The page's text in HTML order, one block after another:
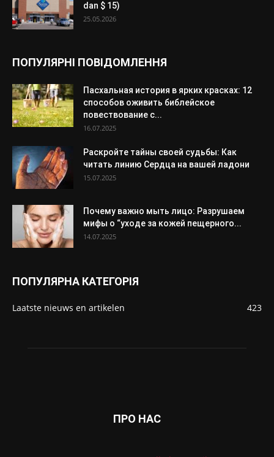
dan $ 15)
25.05.2026
ПОПУЛЯРНІ ПОВІДОМЛЕННЯ
Пасхальная история в ярких красках: 12
способов оживить библейское
повествование с...
16.07.2025
Раскройте тайны своей судьбы: Как
читать линию Сердца на вашей ладони
15.07.2025
Почему важно мыть лицо: Разрушаем
мифы о “уходе за кожей пещерного...
14.07.2025
ПОПУЛЯРНА КАТЕГОРІЯ
Laatste nieuws en artikelen 423
ПРО НАС